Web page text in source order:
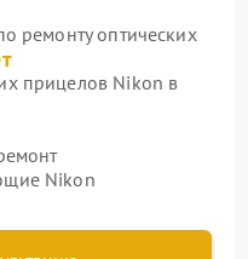
ремонту оптических
прицелов Nikon в
Nikon